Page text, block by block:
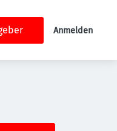
Anmelden